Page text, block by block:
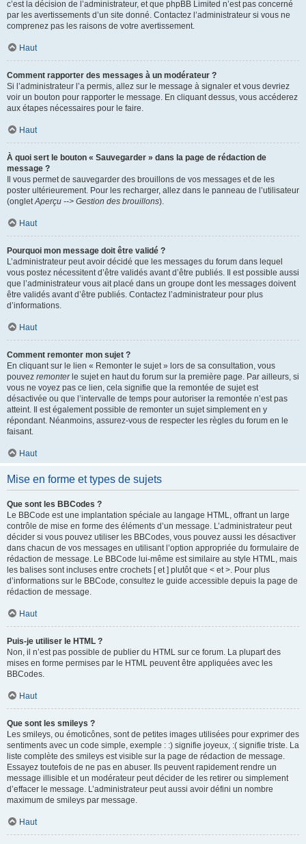
c’est la décision de l’administrateur, et que phpBB Limited n’est pas concerné
par les avertissements d’un site donné. Contactez l’administrateur si vous ne
comprenez pas les raisons de votre avertissement.
Haut
Comment rapporter des messages à un modérateur ?
Si l’administrateur l’a permis, allez sur le message à signaler et vous devriez
voir un bouton pour rapporter le message. En cliquant dessus, vous accéderez
aux étapes nécessaires pour le faire.
Haut
À quoi sert le bouton « Sauvegarder » dans la page de rédaction de
message ?
Il vous permet de sauvegarder des brouillons de vos messages et de les
poster ultérieurement. Pour les recharger, allez dans le panneau de l’utilisateur
(ongletAperçu --> Gestion des brouillons).
Haut
Pourquoi mon message doit être validé ?
L’administrateur peut avoir décidé que les messages du forum dans lequel
vous postez nécessitent d’être validés avant d’être publiés. Il est possible aussi
que l’administrateur vous ait placé dans un groupe dont les messages doivent
être validés avant d’être publiés. Contactez l’administrateur pour plus
d’informations.
Haut
Comment remonter mon sujet ?
En cliquant sur le lien « Remonter le sujet » lors de sa consultation, vous
pouvez remonterle sujet en haut du forum sur la première page. Par ailleurs, si
vous ne voyez pas ce lien, cela signifie que la remontée de sujet est
désactivée ou que l’intervalle de temps pour autoriser la remontée n’est pas
atteint. Il est également possible de remonter un sujet simplement en y
répondant. Néanmoins, assurez-vous de respecter les règles du forum en le
faisant.
Haut
Mise en forme et types de sujets
Que sont les BBCodes ?
Le BBCode est une implantation spéciale au langage HTML, offrant un large
contrôle de mise en forme des éléments d’un message. L’administrateur peut
décider si vous pouvez utiliser les BBCodes, vous pouvez aussi les désactiver
dans chacun de vos messages en utilisant l’option appropriée du formulaire de
rédaction de message. Le BBCode lui-même est similaire au style HTML, mais
les balises sont incluses entre crochets [ et ] plutôt que < et >. Pour plus
d’informations sur le BBCode, consultez le guide accessible depuis la page de
rédaction de message.
Haut
Puis-je utiliser le HTML ?
Non, il n’est pas possible de publier du HTML sur ce forum. La plupart des
mises en forme permises par le HTML peuvent être appliquées avec les
BBCodes.
Haut
Que sont les smileys ?
Les smileys, ou émoticônes, sont de petites images utilisées pour exprimer des
sentiments avec un code simple, exemple : :) signifie joyeux, :( signifie triste. La
liste complète des smileys est visible sur la page de rédaction de message.
Essayez toutefois de ne pas en abuser. Ils peuvent rapidement rendre un
message illisible et un modérateur peut décider de les retirer ou simplement
d’effacer le message. L’administrateur peut aussi avoir défini un nombre
maximum de smileys par message.
Haut